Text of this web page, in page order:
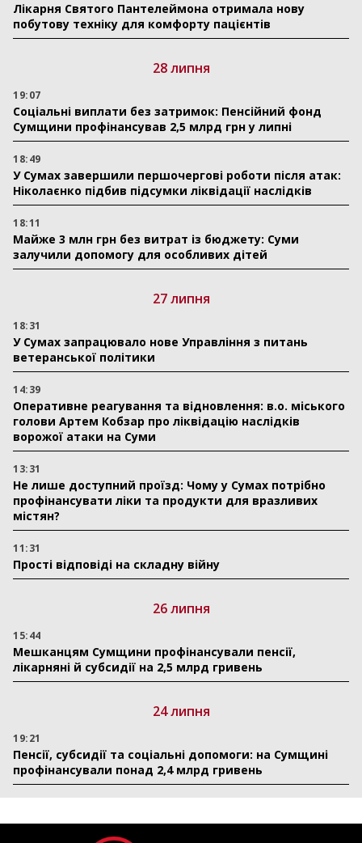
Лікарня Святого Пантелеймона отримала нову
побутову техніку для комфорту пацієнтів
28 липня
19:07
Соціальні виплати без затримок: Пенсійний фонд
Сумщини профінансував 2,5 млрд грн у липні
18:49
У Сумах завершили першочергові роботи після атак:
Ніколаєнко підбив підсумки ліквідації наслідків
18:11
Майже 3 млн грн без витрат із бюджету: Суми
залучили допомогу для особливих дітей
27 липня
18:31
У Сумах запрацювало нове Управління з питань
ветеранської політики
14:39
Оперативне реагування та відновлення: в.о. міського
голови Артем Кобзар про ліквідацію наслідків
ворожої атаки на Суми
13:31
Не лише доступний проїзд: Чому у Сумах потрібно
профінансувати ліки та продукти для вразливих
містян?
11:31
Прості відповіді на складну війну
26 липня
15:44
Мешканцям Сумщини профінансували пенсії,
лікарняні й субсидії на 2,5 млрд гривень
24 липня
19:21
Пенсії, субсидії та соціальні допомоги: на Сумщині
профінансували понад 2,4 млрд гривень